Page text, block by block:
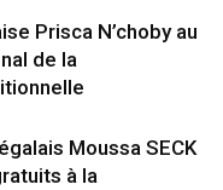
Prisca N’choby au
de la
Moussa SECK
à la